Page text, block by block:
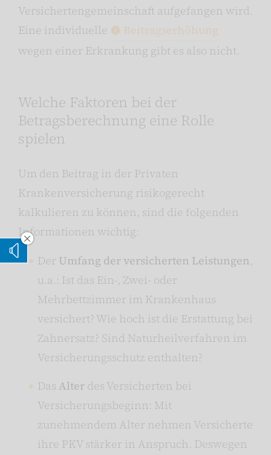
Versichertengemeinschaft aufgefangen wird.
Eine individuelle
Beitragserhöhung
wegen einer Erkrankung gibt es also nicht.
Welche Faktoren bei der
Betragsberechnung eine Rolle
spielen
Um den Beitrag in der Privaten
Krankenversicherung risikogerecht
kalkulieren zu können, sind die folgenden
Informationen wichtig:
Der Umfang der versicherten Leistungen,
u.a.: Ist das Ein-, Zwei- oder
Mehrbettzimmer im Krankenhaus
versichert? Wie hoch ist die Erstattung bei
Zahnersatz? Sind Naturheilverfahren im
Versicherungsschutz enthalten?
Das Alter des Versicherten bei
Versicherungsbeginn: Mit
zunehmendem Alter nehmen Versicherte
ihre PKV stärker in Anspruch. Deswegen
Vorleseoption verstecken
Vorlesen